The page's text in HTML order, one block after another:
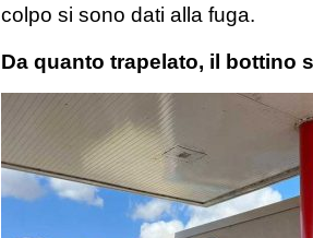
colpo si sono dati alla fuga.
Da quanto trapelato, il bottino